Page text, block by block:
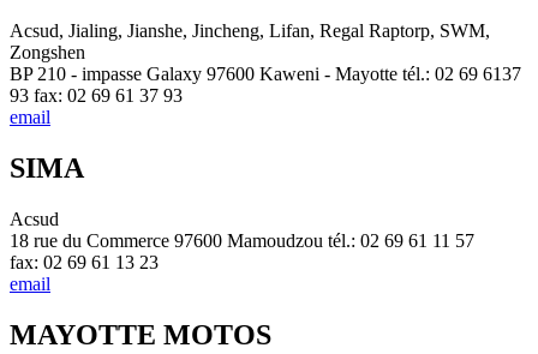
Acsud, Jialing, Jianshe, Jincheng, Lifan, Regal Raptorp, SWM,
Zongshen
BP 210 - impasse Galaxy 97600 Kaweni - Mayotte tél.: 02 69 6137
93 fax: 02 69 61 37 93
email
SIMA
Acsud
18 rue du Commerce 97600 Mamoudzou tél.: 02 69 61 11 57
fax: 02 69 61 13 23
email
MAYOTTE MOTOS